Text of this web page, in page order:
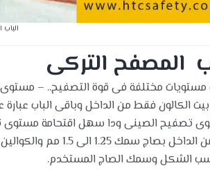
المصفح التركى
الكالون فقط من الداخل وباقى الباب
تصفيح الصينى ودا سهل اقتحامة مستوى
الشكل وسمك الصاج المستخدم.